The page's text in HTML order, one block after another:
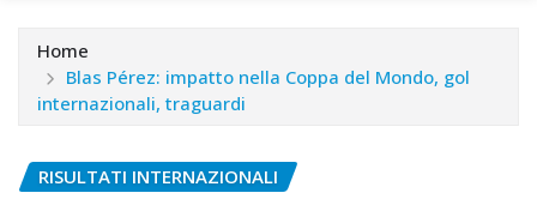
Home
Blas Pérez: impatto nella Coppa del Mondo, gol
internazionali, traguardi
RISULTATI INTERNAZIONALI